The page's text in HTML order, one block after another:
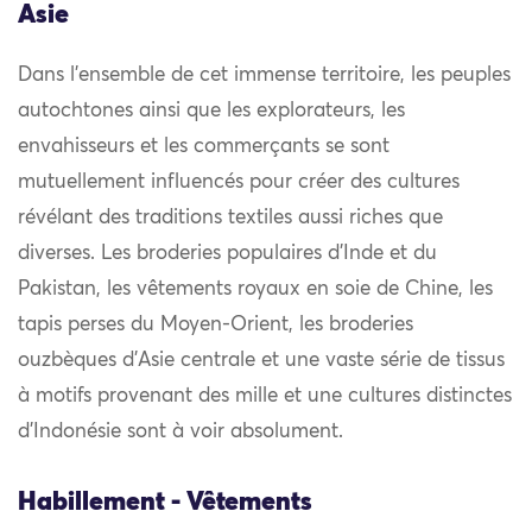
Asie
Dans l’ensemble de cet immense territoire, les peuples
autochtones ainsi que les explorateurs, les
envahisseurs et les commerçants se sont
mutuellement influencés pour créer des cultures
révélant des traditions textiles aussi riches que
diverses. Les broderies populaires d’Inde et du
Pakistan, les vêtements royaux en soie de Chine, les
tapis perses du Moyen-Orient, les broderies
ouzbèques d’Asie centrale et une vaste série de tissus
à motifs provenant des mille et une cultures distinctes
d’Indonésie sont à voir absolument.
Habillement - Vêtements